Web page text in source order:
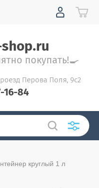
покупать!🍳
Перова Поля, 9с2
16-84
круглый 1 л